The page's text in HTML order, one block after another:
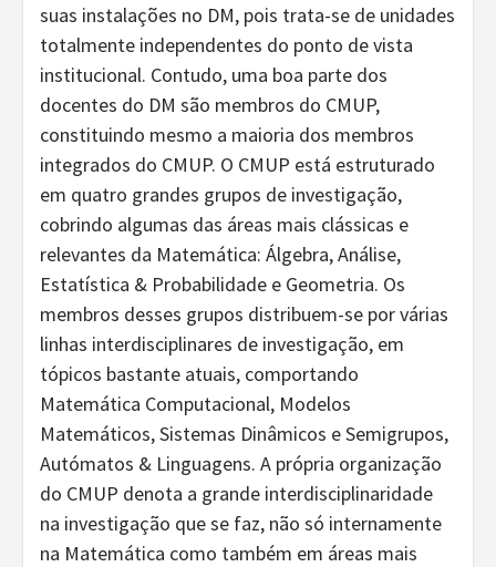
suas instalações no DM, pois trata-se de unidades
totalmente independentes do ponto de vista
institucional. Contudo, uma boa parte dos
docentes do DM são membros do CMUP,
constituindo mesmo a maioria dos membros
integrados do CMUP. O CMUP está estruturado
em quatro grandes grupos de investigação,
cobrindo algumas das áreas mais clássicas e
relevantes da Matemática: Álgebra, Análise,
Estatística & Probabilidade e Geometria. Os
membros desses grupos distribuem-se por várias
linhas interdisciplinares de investigação, em
tópicos bastante atuais, comportando
Matemática Computacional, Modelos
Matemáticos, Sistemas Dinâmicos e Semigrupos,
Autómatos & Linguagens. A própria organização
do CMUP denota a grande interdisciplinaridade
na investigação que se faz, não só internamente
na Matemática como também em áreas mais